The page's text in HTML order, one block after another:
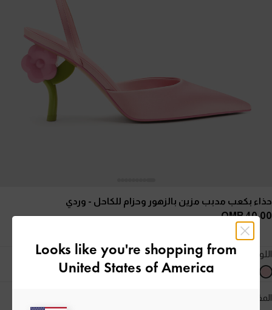
حذاء بكعب مدبب مزين بالزهور وحزام للكاحل - وردي
40.00 OMR
اللون: وردي
المقاس:
Looks like you're shopping from
United States of America